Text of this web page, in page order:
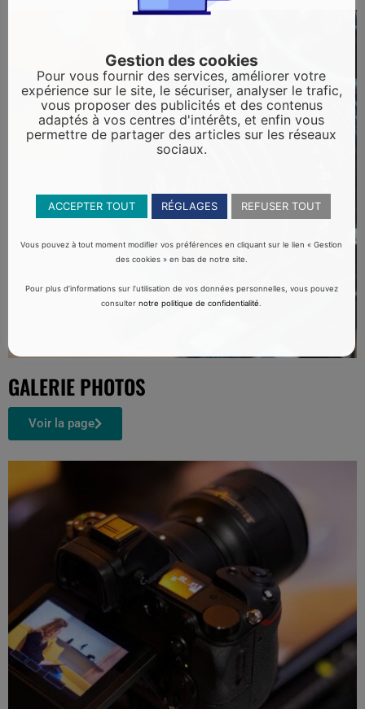
GALERIE PHOTOS
Voir la page
Gestion des cookies
Pour vous fournir des services, améliorer votre
expérience sur le site, le sécuriser, analyser le trafic,
vous proposer des publicités et des contenus
adaptés à vos centres d'intérêts, et enfin vous
permettre de partager des articles sur les réseaux
sociaux.
ACCEPTER TOUT RÉGLAGES REFUSER TOUT
Vous pouvez à tout moment modifier vos préférences en cliquant sur le lien « Gestion
des cookies » en bas de notre site.
Pour plus d’informations sur l’utilisation de vos données personnelles, vous pouvez
consulternotre politique de confidentialité